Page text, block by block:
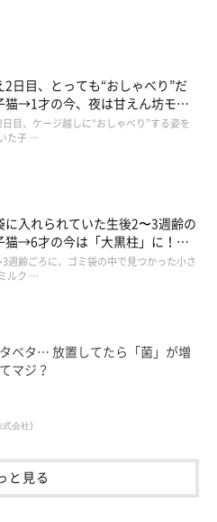
ん 一緒に暮らすなか
変化が！
／保護して1カ月半後のきなこくん
でも紹介
をずっとのぞいて、家の中にいる
る様子だったのだとか。
2日目、とっても“おしゃべり”だ
猫→1才の今、夜は甘えん坊モー
るコに成長！
日目、ケージ越しに“おしゃべり”する姿を
た子 …
に入れられていた生後2〜3週齢の
猫→6才の今は「大黒柱」に！
黒猫に成長した姿にグッとくる
3週齢ごろに、ゴミ袋の中で見つかった小さ
ルク …
ベタ… 放置してたら「菌」が増
マジ？
式会社)
と見る